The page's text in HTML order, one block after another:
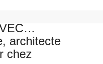
architecte
chez